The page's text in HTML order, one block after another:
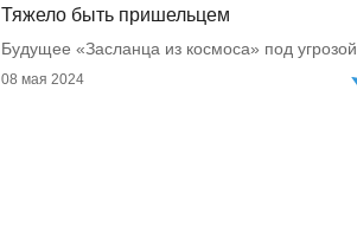
Тяжело быть пришельцем
Будущее «Засланца из космоса» под угрозой
08 мая 2024